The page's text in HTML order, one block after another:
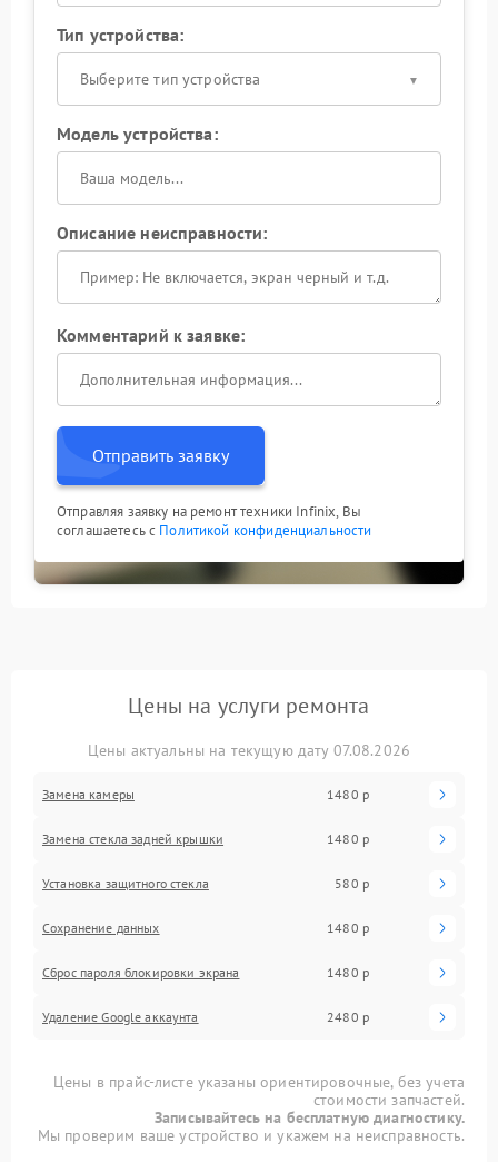
Тип устройства:
Выберите тип устройства
Модель устройства:
Описание неисправности:
Комментарий к заявке:
Отправить заявку
Отправляя заявку на ремонт техники Infinix, Вы
соглашаетесь с Политикой конфиденциальности
Цены на услуги ремонта
Цены актуальны на текущую дату 07.08.2026
Замена камеры 1480 р
Замена стекла задней крышки 1480 р
Установка защитного стекла 580 р
Сохранение данных 1480 р
Сброс пароля блокировки экрана 1480 р
Удаление Google аккаунта 2480 р
Цены в прайс-листе указаны ориентировочные, без учета
стоимости запчастей.
Записывайтесь на бесплатную диагностику.
Мы проверим ваше устройство и укажем на неисправность.